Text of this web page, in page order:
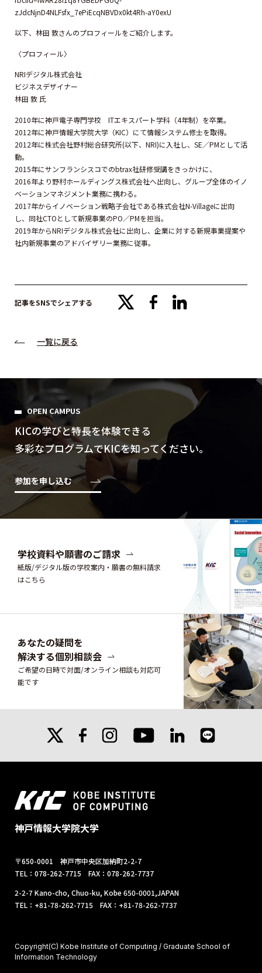
zJdcNjnD4NLFsfx_7ePiEcqNBVDx0kt4Rh-aY0exU
以下、林田 敦さんのプロフィールをご紹介します。
〈プロフィール〉
NRIデジタル株式会社
ビジネスデザイナー
林田 敦 氏
2010年に神戸電子専門学校 ITエキスパート学科（4年制）を卒業。
2012年に神戸情報大学院大学（KIC）にて情報システム修士を取得。
2012年に株式会社野村総合研究所(以下、NRI)に入社し、SE／PMとして活
動。
2015年にサンフランシスコでのbtrax社研修受講をきっかけに、
2016年より野村ホールディングス株式会社へ出向し、グループ全体のイノ
ベーションマネジメント業務に携わる。
2017年からイノベーション戦略子会社である株式会社N-Villageに出向
し、同社CTOとして新規事業のPO／PMを担当。
2019年からNRIデジタル株式会社に出向し、企業に対する新規事業提案や
社内新規事業のアドバイザリー業務に従事。
記事をSNSでシェアする facebooklinkedin
一覧に戻る
OPEN CAMPUS
KICの学びと特⻑を体験できる
多彩なプログラムでKICを知ってください。
参加を申し込む
学校資料や願書のご請求
紙版/デジタル版の学校案内・願書の無料請求
はこちら
あなたの疑問を
解決する個別相談会
ご希望の日時で対面/オンライン相談も対応可
能です
facebookinstagram
youtube
linkedin line
神戸情報大学院大学
〒650-0001 神戸市中央区加納町2-2-7
TEL：078-262-7715 FAX：078-262-7737
2-2-7 Kano-cho, Chuo-ku, Kobe 650-0001,JAPAN
TEL：+81-78-262-7715 FAX：+81-78-262-7737
Copyright(C) Kobe Institute of Computing / Graduate School of
Information Technology